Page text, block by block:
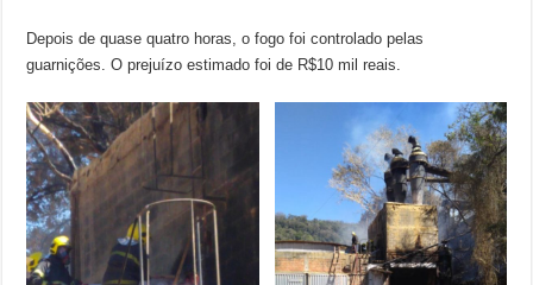
Depois de quase quatro horas, o fogo foi controlado pelas
guarnições. O prejuízo estimado foi de R$10 mil reais.